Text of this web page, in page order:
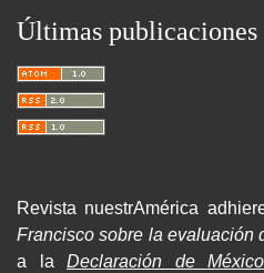
Últimas publicaciones
Revista nuestrAmérica
Francisco sobre la evaluación
a la Declaración de México